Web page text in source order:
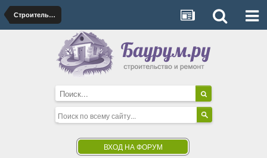
Строительные и отделочные материалы
ВХОД НА ФОРУМ